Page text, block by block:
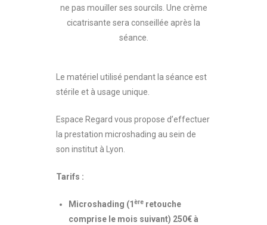
ne pas mouiller ses sourcils. Une crème
cicatrisante sera conseillée après la
séance.
Le matériel utilisé pendant la séance est
stérile et à usage unique.
Espace Regard vous propose d’effectuer
la prestation microshading au sein de
son institut à Lyon.
Tarifs :
Microshading (1 ère retouche
comprise le mois suivant) 250€ à